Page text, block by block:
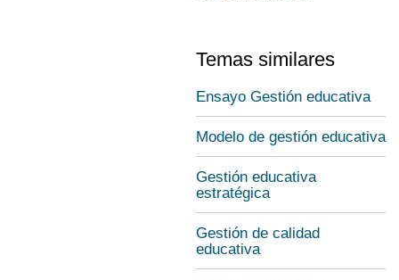
Temas similares
Ensayo Gestión educativa
Modelo de gestión educativa
Gestión educativa
estratégica
Gestión de calidad
educativa